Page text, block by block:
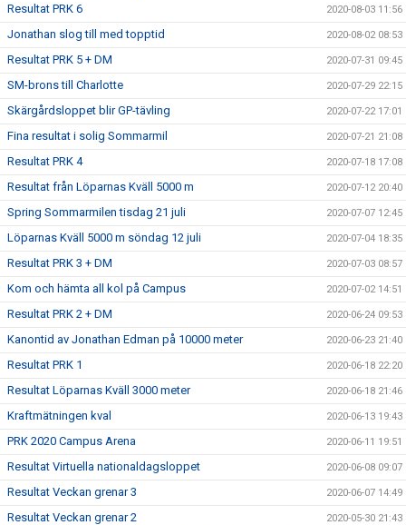
Resultat PRK 6 2020-08-03 11:56
Jonathan slog till med topptid 2020-08-02 08:53
Resultat PRK 5 + DM 2020-07-31 09:45
SM-brons till Charlotte 2020-07-29 22:15
Skärgårdsloppet blir GP-tävling 2020-07-22 17:01
Fina resultat i solig Sommarmil 2020-07-21 21:08
Resultat PRK 4 2020-07-18 17:08
Resultat från Löparnas Kväll 5000 m 2020-07-12 20:40
Spring Sommarmilen tisdag 21 juli 2020-07-07 12:45
Löparnas Kväll 5000 m söndag 12 juli 2020-07-04 18:35
Resultat PRK 3 + DM 2020-07-03 08:57
Kom och hämta all kol på Campus 2020-07-02 14:51
Resultat PRK 2 + DM 2020-06-24 09:53
Kanontid av Jonathan Edman på 10000 meter 2020-06-23 21:40
Resultat PRK 1 2020-06-18 22:20
Resultat Löparnas Kväll 3000 meter 2020-06-18 21:46
Kraftmätningen kval 2020-06-13 19:43
PRK 2020 Campus Arena 2020-06-11 19:51
Resultat Virtuella nationaldagsloppet 2020-06-08 09:07
Resultat Veckan grenar 3 2020-06-07 14:49
Resultat Veckan grenar 2 2020-05-30 21:43